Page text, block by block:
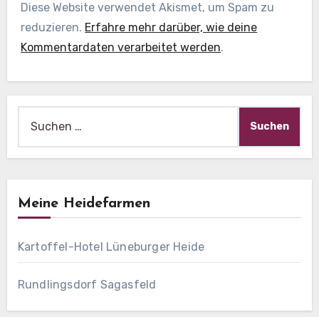
Diese Website verwendet Akismet, um Spam zu
reduzieren. Erfahre mehr darüber, wie deine
Kommentardaten verarbeitet werden.
nach:
Meine Heidefarmen
Kartoffel-Hotel Lüneburger Heide
Rundlingsdorf Sagasfeld